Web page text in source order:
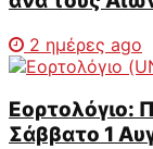
2 ημέρες ago
Εορτολόγιο:
Σάββατο 1